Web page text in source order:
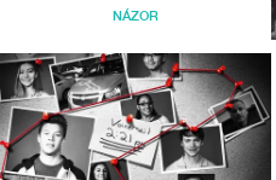
NÁZOR